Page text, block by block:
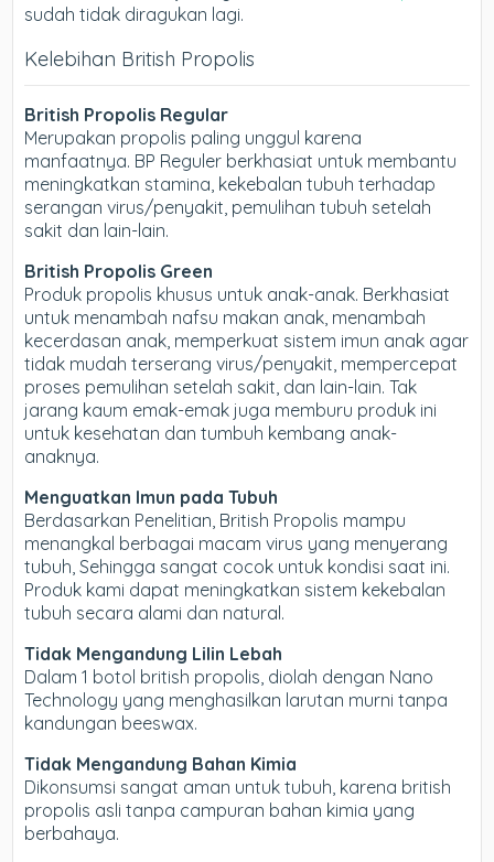
sudah tidak diragukan lagi.
Kelebihan British Propolis
British Propolis Regular
Merupakan propolis paling unggul karena
manfaatnya. BP Reguler berkhasiat untuk membantu
meningkatkan stamina, kekebalan tubuh terhadap
serangan virus/penyakit, pemulihan tubuh setelah
sakit dan lain-lain.
British Propolis Green
Produk propolis khusus untuk anak-anak. Berkhasiat
untuk menambah nafsu makan anak, menambah
kecerdasan anak, memperkuat sistem imun anak agar
tidak mudah terserang virus/penyakit, mempercepat
proses pemulihan setelah sakit, dan lain-lain. Tak
jarang kaum emak-emak juga memburu produk ini
untuk kesehatan dan tumbuh kembang anak-
anaknya.
Menguatkan Imun pada Tubuh
Berdasarkan Penelitian, British Propolis mampu
menangkal berbagai macam virus yang menyerang
tubuh, Sehingga sangat cocok untuk kondisi saat ini.
Produk kami dapat meningkatkan sistem kekebalan
tubuh secara alami dan natural.
Tidak Mengandung Lilin Lebah
Dalam 1 botol british propolis, diolah dengan Nano
Technology yang menghasilkan larutan murni tanpa
kandungan beeswax.
Tidak Mengandung Bahan Kimia
Dikonsumsi sangat aman untuk tubuh, karena british
propolis asli tanpa campuran bahan kimia yang
berbahaya.